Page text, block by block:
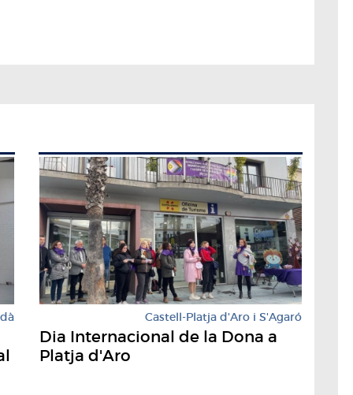
Castell-Platja d'Aro i S'Agaró
Dia Internacional de la Dona a
Platja d'Aro